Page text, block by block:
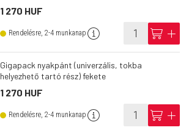
1 270 HUF
Rendelésre, 2-4 munkanap info cart add
Gigapack nyakpánt (univerzális, tokba
helyezhető tartó rész) fekete
1 270 HUF
Rendelésre, 2-4 munkanap info cart add